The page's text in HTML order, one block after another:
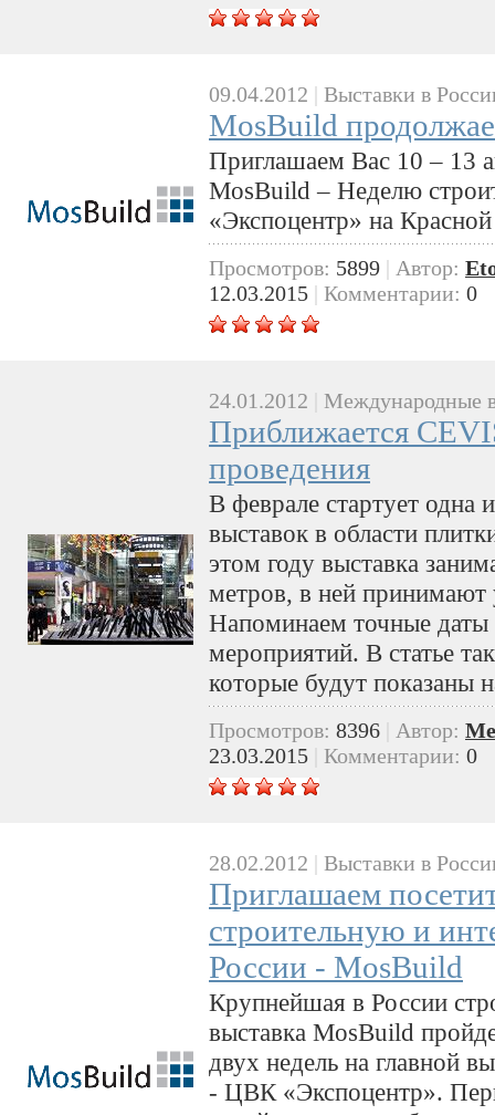
09.04.2012 | Выставки в
MosBuild
Приглашаем Вас 10 – 13
MosBuild – Неделю
«Экспоцентр» на
Просмотров: 5899 | Автор:
12.03.2015 | Комментарии: 0
24.01.2012 Международные
Приближается
проведения
В феврале стартует
выставок в области
этом году выставка
метров, в ней принимают
Напоминаем точные
мероприятий. В статье
которые будут показаны
Просмотров: 8396 Автор:
23.03.2015
Комментарии: 0
28.02.2012 | Выставки в
Приглашаем
строительную и
России - MosBuild
Крупнейшая в России
выставка MosBuild
двух недель на главной
- ЦВК «Экспоцентр».